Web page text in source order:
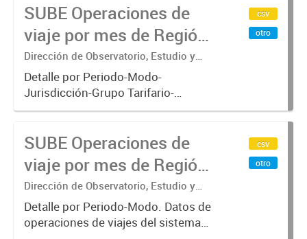
Empresas que operan con
SUBE_x000D_ .-
SUBE Operaciones de
viaje por mes de Región
Metropolitana de
Buenos Aires, agregado
Dirección de Observatorio, Estudio y
Sistemas – Ministerio de Transporte
Detalle por Periodo-Modo-
Jurisdicción-Grupo Tarifario-
Empresa-Línea. Datos de
único de boleto electrónico(SUBE)
para el periodo registrado desde
01/01/2013 hasta...
csv
otro
SUBE Operaciones de
viaje por mes de Región
Metropolitana de
Buenos Aires, agregado
por Periodo-Modo
Dirección de Observatorio, Estudio y
Sistemas – Ministerio de Transporte
Detalle por Periodo-Modo. Datos de
operaciones de viajes del sistema
csv
otro